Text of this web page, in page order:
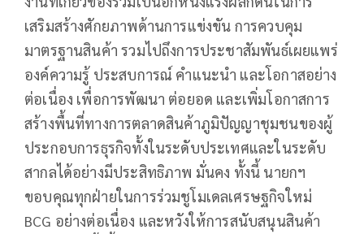
เสริมสร้างศักยภาพด้านการแข่งขัน การควบคุม
มาตรฐานสินค้า รวมไปถึงการประชาสัมพันธ์เผยแพร่
องค์ความรู้ ประสบการณ์ คำแนะนำ และโอกาสอย่าง
ต่อเนื่อง เพื่อการพัฒนา ต่อยอด และเพิ่มโอกาสการ
สร้างพื้นที่ทางการตลาดสินค้าภูมิปัญญาชุมชนของผู้
ประกอบการธุรกิจทั้งในระดับประเทศและในระดับ
สากลได้อย่างมีประสิทธิภาพ มั่นคง ทั้งนี้ นายกฯ
ขอบคุณทุกฝ่ายในการร่วมชูโมเดลเศรษฐกิจใหม่
BCG อย่างต่อเนื่อง และหวังให้การสนับสนุนสินค้า